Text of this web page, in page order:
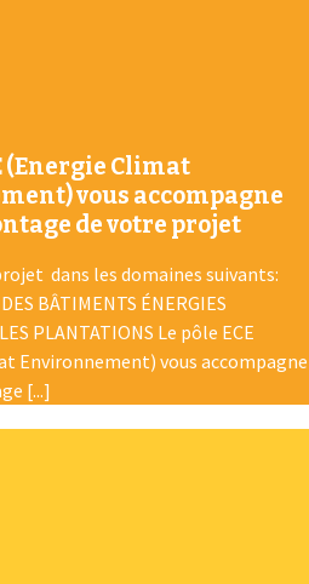
(Energie Climat
vous accompagne
de votre projet
dans les domaines suivants:
BÂTIMENTS ÉNERGIES
PLANTATIONS Le pôle ECE
Environnement) vous accompagne
[...]